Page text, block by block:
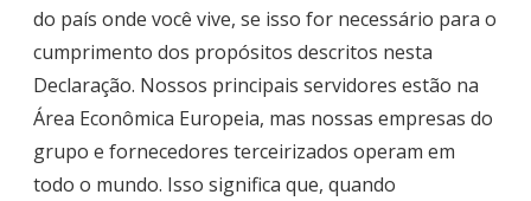
do país onde você vive, se isso for necessário para o
cumprimento dos propósitos descritos nesta
Declaração. Nossos principais servidores estão na
Área Econômica Europeia, mas nossas empresas do
grupo e fornecedores terceirizados operam em
todo o mundo. Isso significa que, quando